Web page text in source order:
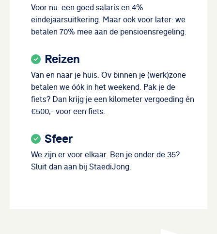
Voor nu: een goed salaris en 4%
eindejaarsuitkering. Maar ook voor later: we
betalen 70% mee aan de pensioensregeling.
Reizen
Van en naar je huis. Ov binnen je (werk)zone
betalen we óók in het weekend. Pak je de
fiets? Dan krijg je een kilometer vergoeding én
€500,- voor een fiets.
Sfeer
We zijn er voor elkaar. Ben je onder de 35?
Sluit dan aan bij StaediJong.